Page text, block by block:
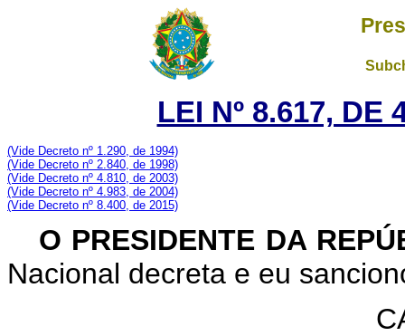
LEI Nº 8.617, DE
(Vide Decreto nº 1.290, de 1994)
(Vide Decreto nº 2.840, de 1998)
(Vide Decreto nº 4.810, de 2003)
(Vide Decreto nº 4.983, de 2004)
(Vide Decreto nº 8.400, de 2015)
O PRESIDENTE DA
Nacional decreta e eu